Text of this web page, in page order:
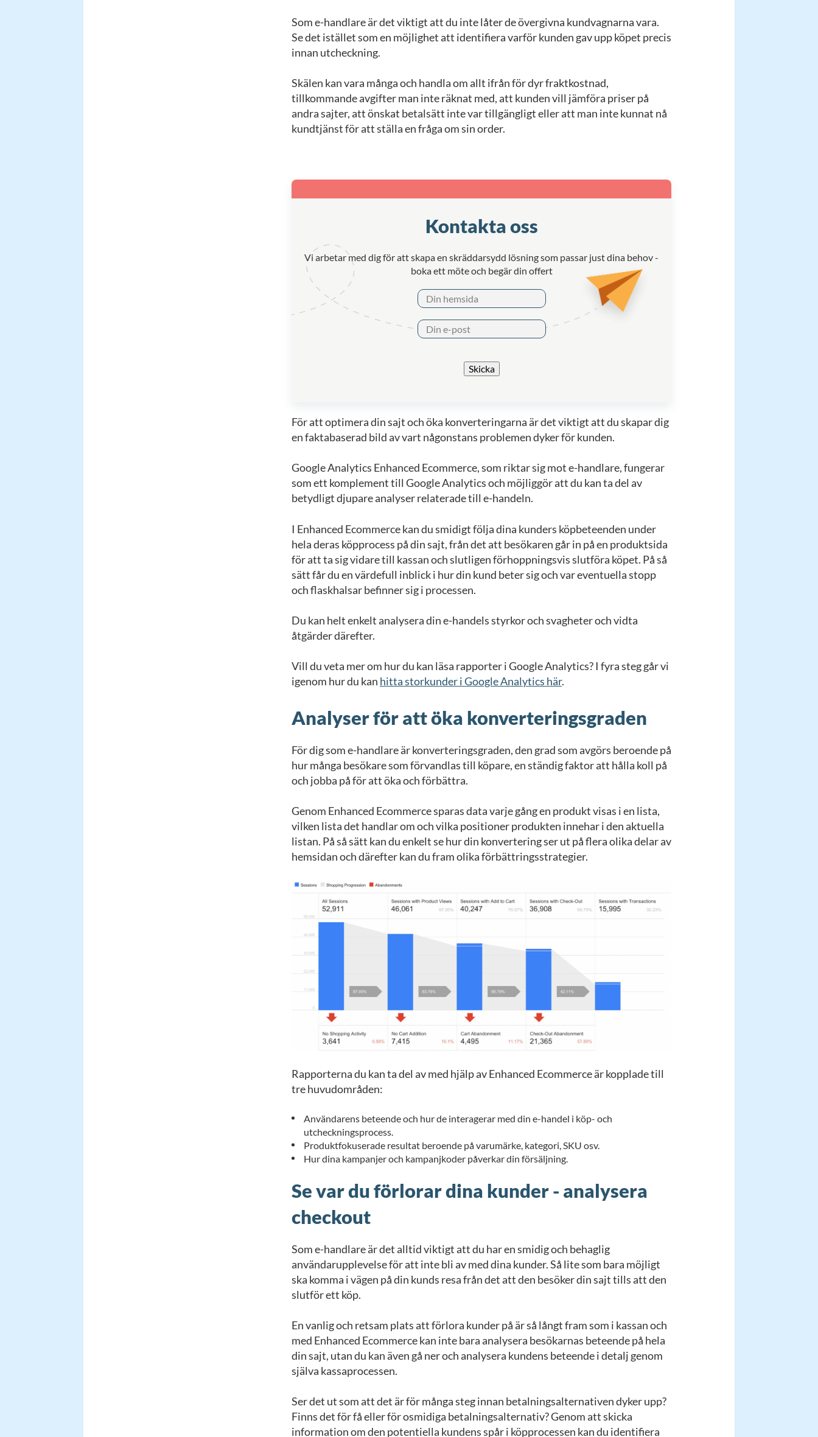
Som e-handlare är det viktigt att du inte låter de övergivna kundvagnarna vara.
Se det istället som en möjlighet att identifiera varför kunden gav upp köpet precis
innan utcheckning.
Skälen kan vara många och handla om allt ifrån för dyr fraktkostnad,
tillkommande avgifter man inte räknat med, att kunden vill jämföra priser på
andra sajter, att önskat betalsätt inte var tillgängligt eller att man inte kunnat nå
kundtjänst för att ställa en fråga om sin order.
Kontakta oss
Vi arbetar med dig för att skapa en skräddarsydd lösning som passar just dina behov -
boka ett möte och begär din offert
Skicka
För att optimera din sajt och öka konverteringarna är det viktigt att du skapar dig
en faktabaserad bild av vart någonstans problemen dyker för kunden.
Google Analytics Enhanced Ecommerce, som riktar sig mot e-handlare, fungerar
som ett komplement till Google Analytics och möjliggör att du kan ta del av
betydligt djupare analyser relaterade till e-handeln.
I Enhanced Ecommerce kan du smidigt följa dina kunders köpbeteenden under
hela deras köpprocess på din sajt, från det att besökaren går in på en produktsida
för att ta sig vidare till kassan och slutligen förhoppningsvis slutföra köpet. På så
sätt får du en värdefull inblick i hur din kund beter sig och var eventuella stopp
och flaskhalsar befinner sig i processen.
Du kan helt enkelt analysera din e-handels styrkor och svagheter och vidta
åtgärder därefter.
Vill du veta mer om hur du kan läsa rapporter i Google Analytics? I fyra steg går vi
igenom hur du kan hitta storkunder i Google Analytics här.
Analyser för att öka konverteringsgraden
För dig som e-handlare är konverteringsgraden, den grad som avgörs beroende på
hur många besökare som förvandlas till köpare, en ständig faktor att hålla koll på
och jobba på för att öka och förbättra.
Genom Enhanced Ecommerce sparas data varje gång en produkt visas i en lista,
vilken lista det handlar om och vilka positioner produkten innehar i den aktuella
listan. På så sätt kan du enkelt se hur din konvertering ser ut på flera olika delar av
hemsidan och därefter kan du fram olika förbättringsstrategier.
Rapporterna du kan ta del av med hjälp av Enhanced Ecommerce är kopplade till
tre huvudområden:
Användarens beteende och hur de interagerar med din e-handel i köp- och
utcheckningsprocess.
Produktfokuserade resultat beroende på varumärke, kategori, SKU osv.
Hur dina kampanjer och kampanjkoder påverkar din försäljning.
Se var du förlorar dina kunder - analysera
checkout
Som e-handlare är det alltid viktigt att du har en smidig och behaglig
användarupplevelse för att inte bli av med dina kunder. Så lite som bara möjligt
ska komma i vägen på din kunds resa från det att den besöker din sajt tills att den
slutför ett köp.
En vanlig och retsam plats att förlora kunder på är så långt fram som i kassan och
med Enhanced Ecommerce kan inte bara analysera besökarnas beteende på hela
din sajt, utan du kan även gå ner och analysera kundens beteende i detalj genom
själva kassaprocessen.
Ser det ut som att det är för många steg innan betalningsalternativen dyker upp?
Finns det för få eller för osmidiga betalningsalternativ? Genom att skicka
information om den potentiella kundens spår i köpprocessen kan du identifiera